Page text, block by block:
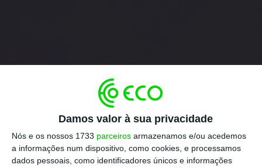
Damos valor à sua privacidade
Nós e os nossos 1733 parceiros armazenamos e/ou acedemos
a informações num dispositivo, como cookies, e processamos
dados pessoais, como identificadores únicos e informações